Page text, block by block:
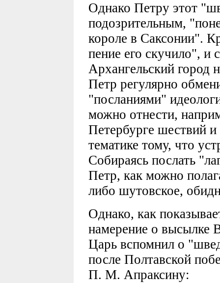
Однако Петру этот
подозрительным,
короле в Саксонии".
пение его скучило", и
Архангельский город
Петр регулярно
"посланиями"
можно отнести,
Петербурге шествий
тематике тому, что
Собираясь послать
Петр, как можно
либо шутовское,
Однако, как
намерение о высылке
Царь вспомнил о
после Полтавской
П. М. Апраксину: